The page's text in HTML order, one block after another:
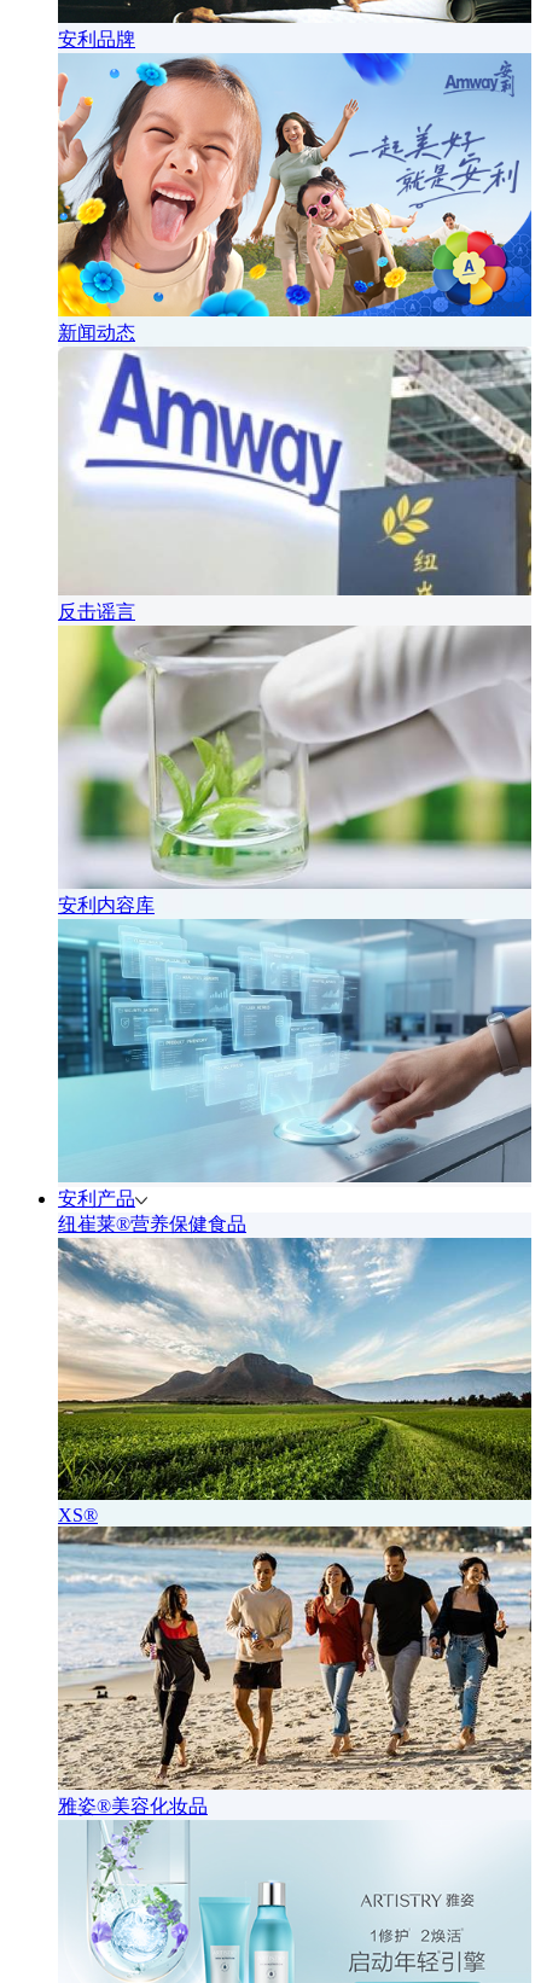
安利品牌
新闻动态
反击谣言
安利内容库
安利产品
纽崔莱®营养保健食品
XS®
雅姿®美容化妆品